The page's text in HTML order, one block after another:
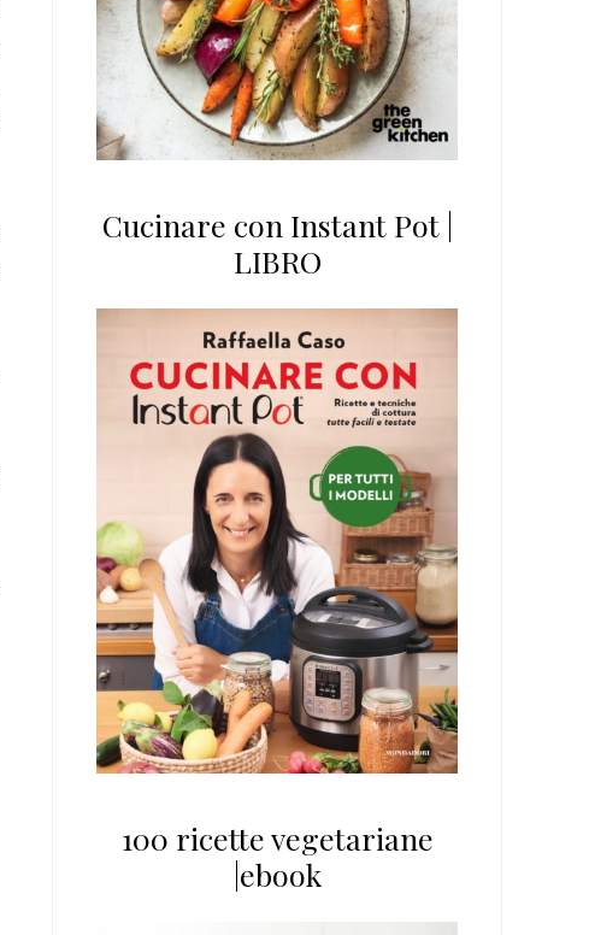
Cucinare con Instant Pot |
LIBRO
100 ricette vegetariane
|ebook